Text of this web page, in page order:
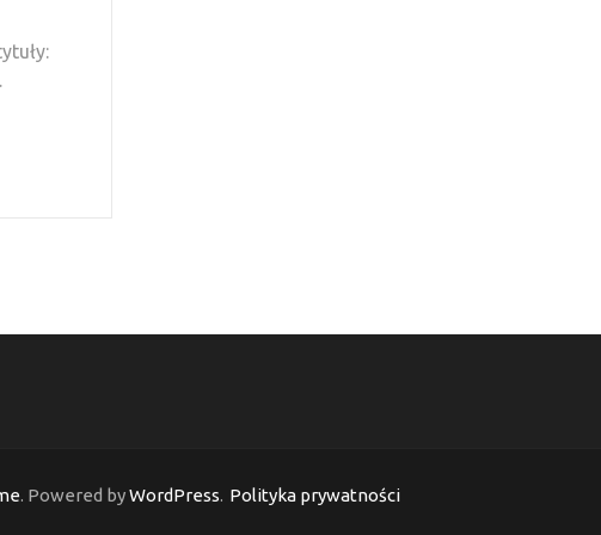
. Powered byWordPress. Polityka prywatności